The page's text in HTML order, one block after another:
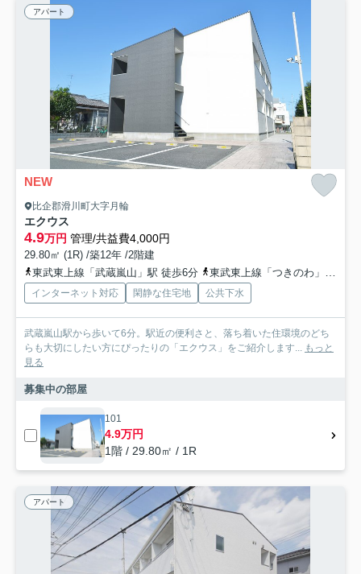
アパート
NEW
比企郡滑川町大字月輪
エクウス
4.9万円 管理/共益費4,000円
29.80㎡ (1R) /築12年 /2階建
東武東上線「武蔵嵐山」駅 徒歩6分
東武東上線「つきのわ」駅 徒歩22分
インターネット対応 閑静な住宅地 公共下水
武蔵嵐山駅から歩いて6分。駅近の便利さと、落ち着いた住環境のどち
らも大切にしたい方にぴったりの「エクウス」をご紹介します... もっと
見る
募集中の部屋
101
4.9万円
1階 / 29.80㎡ / 1R
アパート